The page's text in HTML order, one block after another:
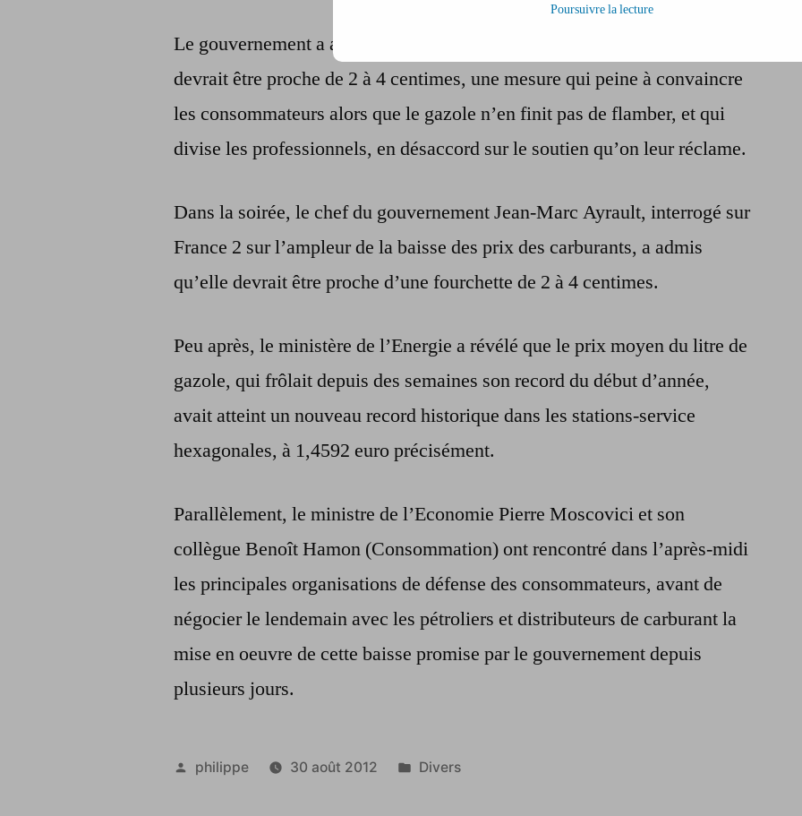
titre
cet
article
?
Le gouvernement a annoncé lundi que la baisse des prix des carburants
devrait être proche de 2 à 4 centimes, une mesure qui peine à convaincre
les consommateurs alors que le gazole n’en finit pas de flamber, et qui
divise les professionnels, en désaccord sur le soutien qu’on leur réclame.
Dans la soirée, le chef du gouvernement Jean-Marc Ayrault, interrogé sur
France 2 sur l’ampleur de la baisse des prix des carburants, a admis
qu’elle devrait être proche d’une fourchette de 2 à 4 centimes.
Peu après, le ministère de l’Energie a révélé que le prix moyen du litre de
gazole, qui frôlait depuis des semaines son record du début d’année,
avait atteint un nouveau record historique dans les stations-service
hexagonales, à 1,4592 euro précisément.
Parallèlement, le ministre de l’Economie Pierre Moscovici et son
collègue Benoît Hamon (Consommation) ont rencontré dans l’après-midi
les principales organisations de défense des consommateurs, avant de
négocier le lendemain avec les pétroliers et distributeurs de carburant la
mise en oeuvre de cette baisse promise par le gouvernement depuis
plusieurs jours.
Publié
philippe 30 août 2012
Publié
Divers
Poursuivre la lecture